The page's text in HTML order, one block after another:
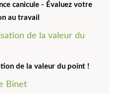
canicule - Évaluez votre
au travail
de la valeur du point !